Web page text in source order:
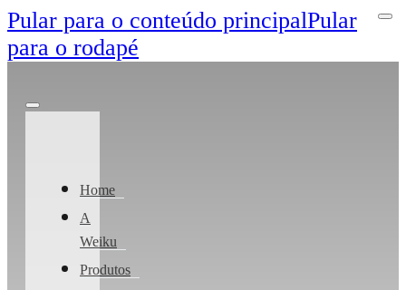
Pular para o conteúdo principalPular
para o rodapé
Home
A
Weiku
Produtos